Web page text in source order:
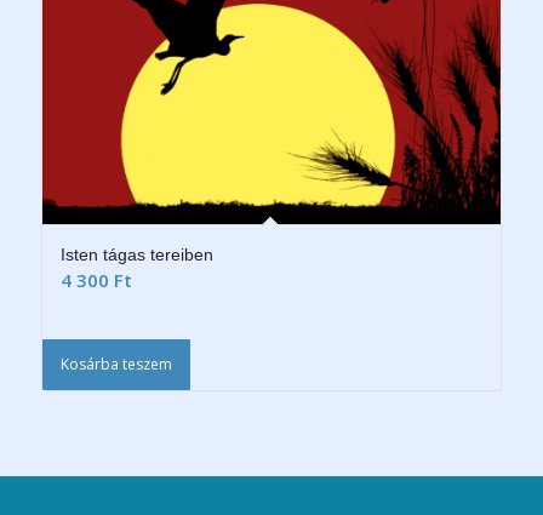
Isten tágas tereiben
4 300 Ft
Kosárba teszem